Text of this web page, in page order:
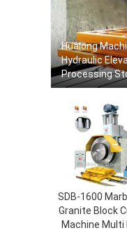
Hualong
Hydraulic
Processing
Cutting
Granite/
SDB-1600
Granite Block
Machine Multi